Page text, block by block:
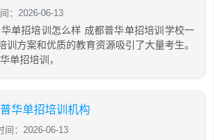
：2026-06-13
单招培训怎么样 成都普华单招培训学校一
训方案和优质的教育资源吸引了大量考生。
单招培训，
华单招培训机构
间：2026-06-13